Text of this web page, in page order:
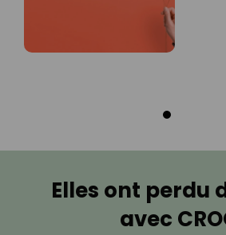
Elles ont perdu
avec